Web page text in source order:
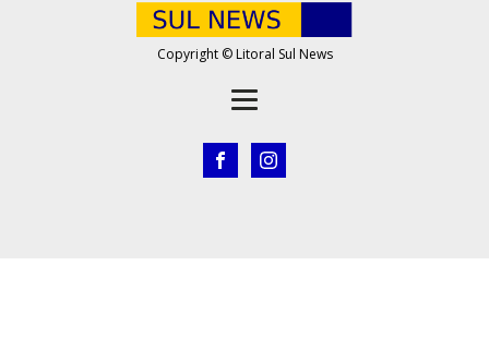
Copyright © Litoral Sul News